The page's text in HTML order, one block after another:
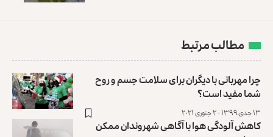
مطالب مرتبط
چرا مهربانی با دیگران برای سلامت جسم و روح‌
شما مفید است؟
۱۳ جدی ۱۳۹۹ - ۲ جنوری ۲۰۲۱
کاهش آلودگی هوا با آگاهی شهروندان ممکن